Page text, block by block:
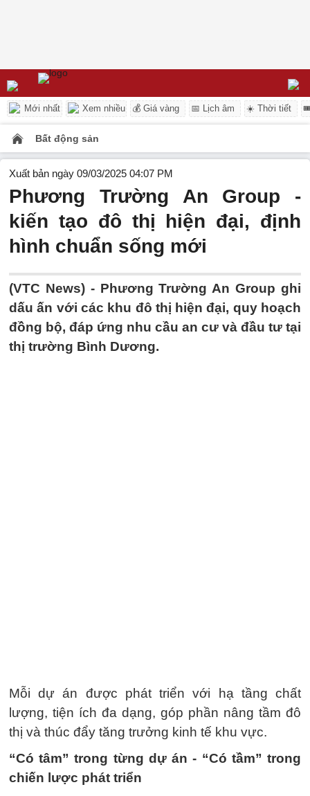
Mới nhất Xem nhiều 💰 Giá vàng 📅 Lịch âm ☀️ Thời tiết
Bất động sản
Xuất bản ngày 09/03/2025 04:07 PM
Phương Trường An Group -
kiến tạo đô thị hiện đại, định
hình chuẩn sống mới
(VTC News) - Phương Trường An Group ghi
dấu ấn với các khu đô thị hiện đại, quy hoạch
đồng bộ, đáp ứng nhu cầu an cư và đầu tư tại
thị trường Bình Dương.
Mỗi dự án được phát triển với hạ tầng chất
lượng, tiện ích đa dạng, góp phần nâng tầm đô
thị và thúc đẩy tăng trưởng kinh tế khu vực.
“Có tâm” trong từng dự án - “Có tầm” trong
chiến lược phát triển